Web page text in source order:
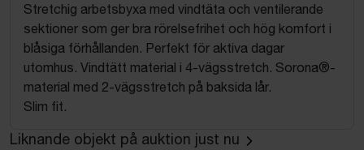
Stretchig arbetsbyxa med vindtäta och ventilerande
sektioner som ger bra rörelsefrihet och hög komfort i
blåsiga förhållanden. Perfekt för aktiva dagar
utomhus. Vindtätt material i 4-vägsstretch. Sorona®-
material med 2-vägsstretch på baksida lår.
Slim fit.
Liknande objekt på auktion just nu